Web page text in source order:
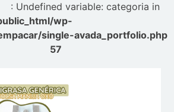
: Undefined variable: categoria in
wp-
single-avada_portfolio.php
57